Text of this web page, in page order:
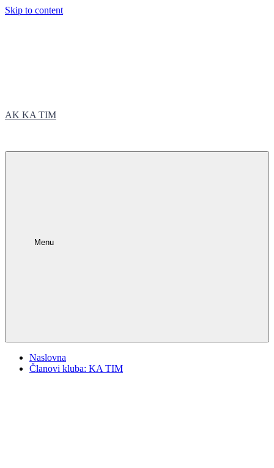
Skip to content
AK KA TIM
Menu
Naslovna
Članovi kluba: KA TIM